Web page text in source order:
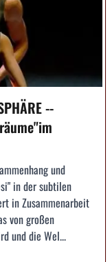
--
und
in der subtilen
in Zusammenarbeit
von großen
und die Wel...